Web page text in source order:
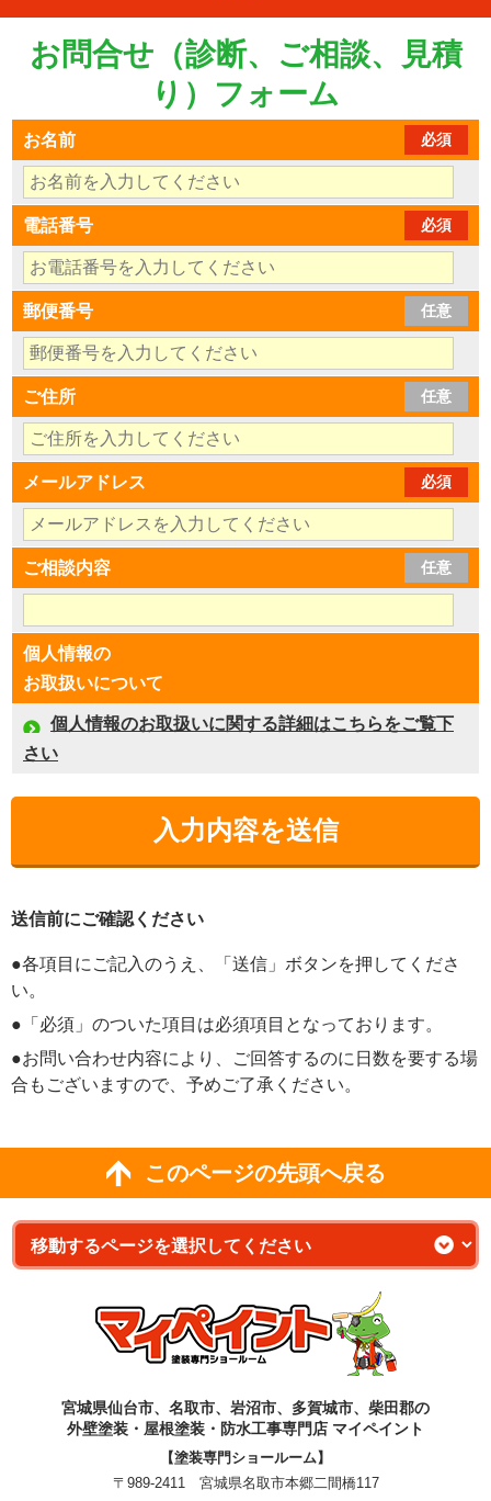
お問合せ（診断、ご相談、見積
り）フォーム
お名前 必須
電話番号 必須
郵便番号 任意
ご住所 任意
メールアドレス 必須
ご相談内容 任意
個人情報の
お取扱いについて
個人情報のお取扱いに関する詳細はこちらをご覧下
さい
送信前にご確認ください
●各項目にご記入のうえ、「送信」ボタンを押してくださ
い。
●「必須」のついた項目は必須項目となっております。
●お問い合わせ内容により、ご回答するのに日数を要する場
合もございますので、予めご了承ください。
このページの先頭へ戻る
宮城県仙台市、名取市、岩沼市、多賀城市、柴田郡の
外壁塗装・屋根塗装・防水工事専門店 マイペイント
【塗装専門ショールーム】
〒989-2411 宮城県名取市本郷二間橋117